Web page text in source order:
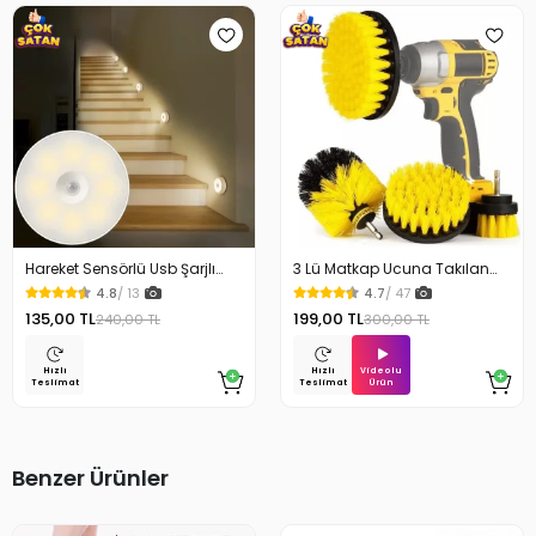
Hareket Sensörlü Usb Şarjlı
Beyaz Led Işık Lamba
4.8/ 13
135,00 TL240,00 TL
Hızlı
Teslimat
3 Lü Matkap Ucuna Takılan
Temizlik Fırça Seti
4.7/ 47
199,00 TL300,00 TL
Hızlı
Teslimat
Videolu
Ürün
Benzer Ürünler